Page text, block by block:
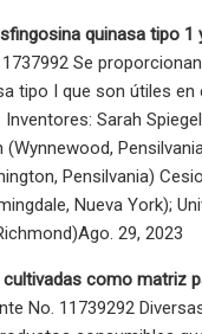
quinasa tipo 1
Se
tipo I que son útiles en
Sarah
(Wynnewood,
Pensilvania)
Nueva York);
29, 2023
como matriz
No. 11739292